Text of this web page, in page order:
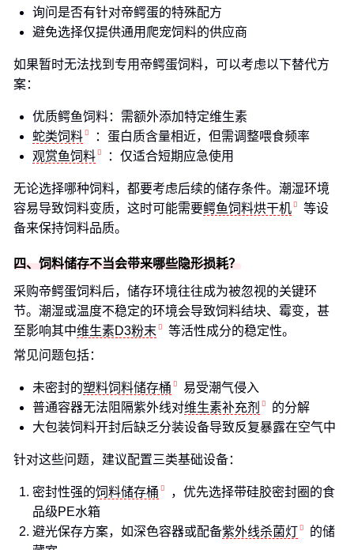
询问是否有针对帝鳄蛋的特殊配方
避免选择仅提供通用爬宠饲料的供应商
如果暂时无法找到专用帝鳄蛋饲料，可以考虑以下替代方
案：
优质鳄鱼饲料：需额外添加特定维生素
蛇类饲料
：蛋白质含量相近，但需调整喂食频率
观赏鱼饲料
：仅适合短期应急使用
无论选择哪种饲料，都要考虑后续的储存条件。潮湿环境
容易导致饲料变质，这时可能需要鳄鱼饲料烘干机
等设
备来保持饲料品质。
四、饲料储存不当会带来哪些隐形损耗？
采购帝鳄蛋饲料后，储存环境往往成为被忽视的关键环
节。潮湿或温度不稳定的环境会导致饲料结块、霉变，甚
至影响其中维生素D3粉末
等活性成分的稳定性。
常见问题包括：
未密封的塑料饲料储存桶
易受潮气侵入
普通容器无法阻隔紫外线对维生素补充剂
的分解
大包装饲料开封后缺乏分装设备导致反复暴露在空气中
针对这些问题，建议配置三类基础设备：
密封性强的饲料储存桶
，优先选择带硅胶密封圈的食
品级PE水箱
避光保存方案，如深色容器或配备紫外线杀菌灯
的储